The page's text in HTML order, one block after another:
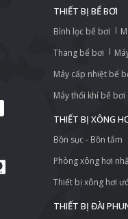
THIẾT BỊ BỂ BƠI
Bình lọc bể bơi
Thang bể bơi
Máy cấp nhiệt bể
Máy thổi khí bể bơi
THIẾT BỊ XÔNG
Bồn sục - Bồn tắm
Phòng xông hơi
Thiết bị xông hơi
THIẾT BỊ ĐÀI